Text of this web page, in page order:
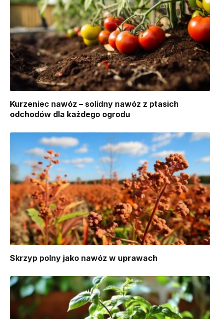
Kurzeniec nawóz – solidny nawóz z ptasich
odchodów dla każdego ogrodu
Skrzyp polny jako nawóz w uprawach